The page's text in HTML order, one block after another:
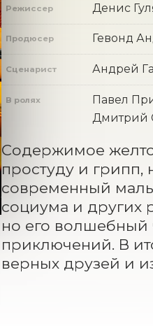
Режиссер Денис
Продюсер Гевонд
Сценарист Андрей
В ролях
Павел
Дмитрий
Содержимое
простуду и грипп,
современный
социума и других
но его волшебный
приключений. В
верных друзей и